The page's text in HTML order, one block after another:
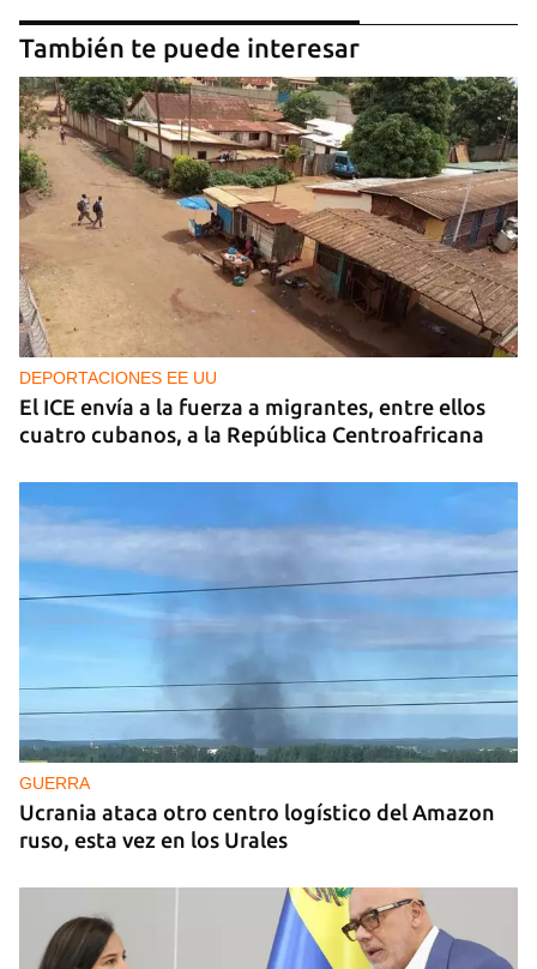
También te puede interesar
DEPORTACIONES EE UU
El ICE envía a la fuerza a migrantes, entre ellos
cuatro cubanos, a la República Centroafricana
GUERRA
Ucrania ataca otro centro logístico del Amazon
ruso, esta vez en los Urales